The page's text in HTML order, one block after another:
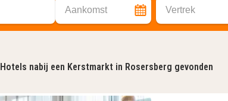
Aankomst Vertrek
Hotels nabij een Kerstmarkt in Rosersberg gevonden